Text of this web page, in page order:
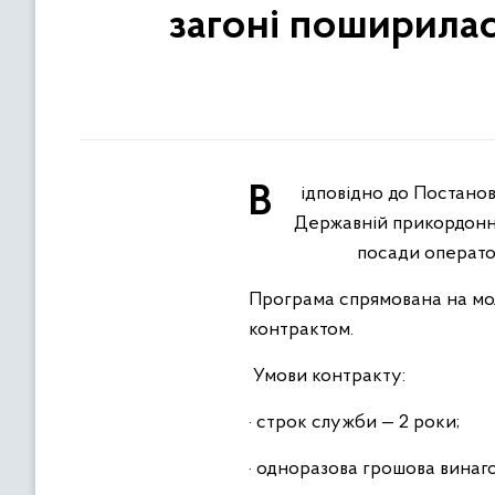
загоні
Відповідно до Постанови Кабінету Міністрів України № 153 від 11.02.2025 (зі змінами № 942 від 30.07.2025), у
Державній
посади
Програма спрямована на
контрактом.
Умови контракту:
· строк служби — 2 роки;
· одноразова грошова